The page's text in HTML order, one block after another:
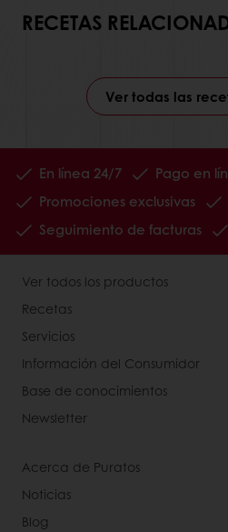
RECETAS
Ver todas las
En línea 24/7
Pago en
Promociones exclusivas
Seguimiento de facturas
Ver todos los productos
Recetas
Servicios
Información del Consumidor
Base de conocimientos
Newsletter
Acerca de Puratos
Noticias
Blog